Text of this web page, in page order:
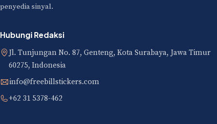
penyedia sinyal.
Hubungi Redaksi
Jl. Tunjungan No. 87, Genteng, Kota Surabaya, Jawa Timur
60275, Indonesia
info@freebillstickers.com
+62 31 5378-462